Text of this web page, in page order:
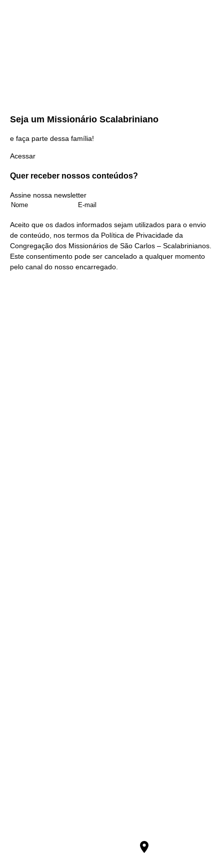
Seja um Missionário Scalabriniano
e faça parte dessa família!
Acessar
Quer receber nossos conteúdos?
Assine nossa newsletter
Aceito que os dados informados sejam utilizados para o envio
de conteúdo, nos termos da Política de Privacidade da
Congregação dos Missionários de São Carlos – Scalabrinianos.
Este consentimento pode ser cancelado a qualquer momento
pelo canal do nosso encarregado